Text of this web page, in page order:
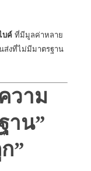
บค์ ที่มีมูลค่าหลาย
ส่งที่ไม่มีมาตรฐาน
วาม
าน”
”